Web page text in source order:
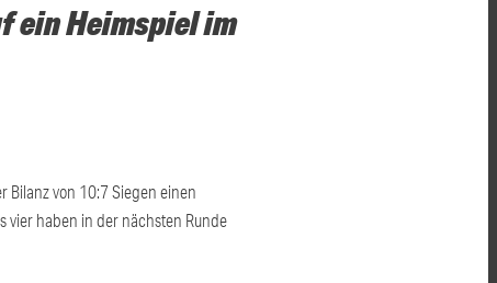
ein Heimspiel im
Bilanz von 10:7 Siegen einen
vier haben in der nächsten Runde